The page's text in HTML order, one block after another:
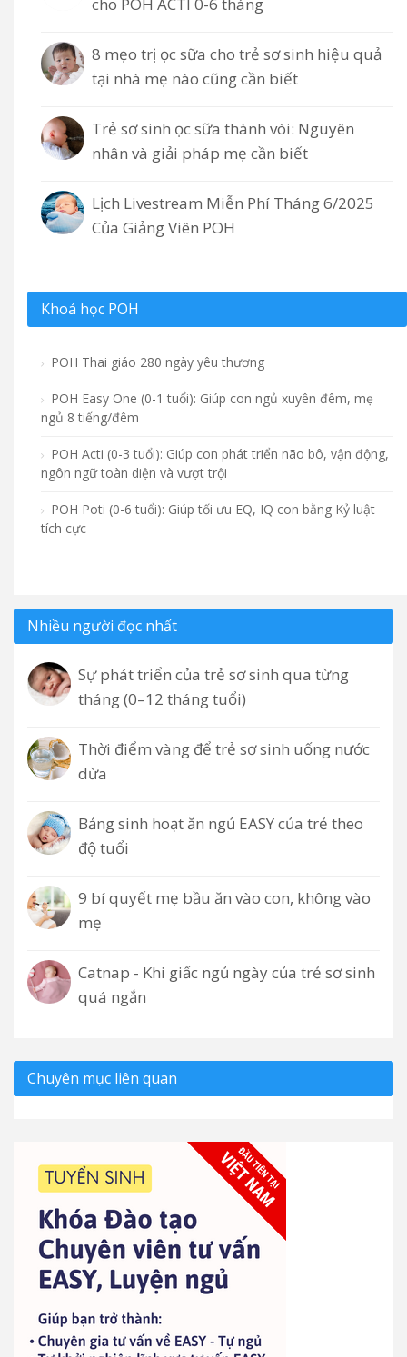
8 mẹo trị ọc sữa cho trẻ sơ sinh hiệu quả
tại nhà mẹ nào cũng cần biết
Trẻ sơ sinh ọc sữa thành vòi: Nguyên
nhân và giải pháp mẹ cần biết
Lịch Livestream Miễn Phí Tháng 6/2025
Của Giảng Viên POH
Khoá học POH
POH Thai giáo 280 ngày yêu thương
POH Easy One (0-1 tuổi): Giúp con ngủ xuyên đêm, mẹ
ngủ 8 tiếng/đêm
POH Acti (0-3 tuổi): Giúp con phát triển não bô, vận động,
ngôn ngữ toàn diện và vượt trội
POH Poti (0-6 tuổi): Giúp tối ưu EQ, IQ con bằng Kỷ luật
tích cực
Nhiều người đọc nhất
Sự phát triển của trẻ sơ sinh qua từng
tháng (0–12 tháng tuổi)
Thời điểm vàng để trẻ sơ sinh uống nước
dừa
Bảng sinh hoạt ăn ngủ EASY của trẻ theo
độ tuổi
9 bí quyết mẹ bầu ăn vào con, không vào
mẹ
Catnap - Khi giấc ngủ ngày của trẻ sơ sinh
quá ngắn
Chuyên mục liên quan